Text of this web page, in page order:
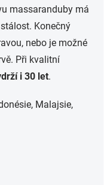
massaranduby má
Konečný
nebo je možné
Při kvalitní
i 30 let.
Malajsie,